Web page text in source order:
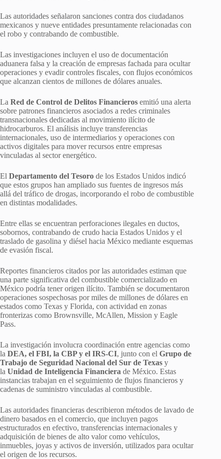
Las autoridades señalaron sanciones contra dos ciudadanos
mexicanos y nueve entidades presuntamente relacionadas con
el robo y contrabando de combustible.
Las investigaciones incluyen el uso de documentación
aduanera falsa y la creación de empresas fachada para ocultar
operaciones y evadir controles fiscales, con flujos económicos
que alcanzan cientos de millones de dólares anuales.
La Red de Control de Delitos Financieros emitió una alerta
sobre patrones financieros asociados a redes criminales
transnacionales dedicadas al movimiento ilícito de
hidrocarburos. El análisis incluye transferencias
internacionales, uso de intermediarios y operaciones con
activos digitales para mover recursos entre empresas
vinculadas al sector energético.
El Departamento del Tesoro de los Estados Unidos indicó
que estos grupos han ampliado sus fuentes de ingresos más
allá del tráfico de drogas, incorporando el robo de combustible
en distintas modalidades.
Entre ellas se encuentran perforaciones ilegales en ductos,
sobornos, contrabando de crudo hacia Estados Unidos y el
traslado de gasolina y diésel hacia México mediante esquemas
de evasión fiscal.
Reportes financieros citados por las autoridades estiman que
una parte significativa del combustible comercializado en
México podría tener origen ilícito. También se documentaron
operaciones sospechosas por miles de millones de dólares en
estados como Texas y Florida, con actividad en zonas
fronterizas como Brownsville, McAllen, Mission y Eagle
Pass.
La investigación involucra coordinación entre agencias como
la DEA, el FBI, la CBP y el IRS-CI, junto con el Grupo de
Trabajo de Seguridad Nacional del Sur de Texas y
la Unidad de Inteligencia Financiera de México. Estas
instancias trabajan en el seguimiento de flujos financieros y
cadenas de suministro vinculadas al combustible.
Las autoridades financieras describieron métodos de lavado de
dinero basados en el comercio, que incluyen pagos
estructurados en efectivo, transferencias internacionales y
adquisición de bienes de alto valor como vehículos,
inmuebles, joyas y activos de inversión, utilizados para ocultar
el origen de los recursos.